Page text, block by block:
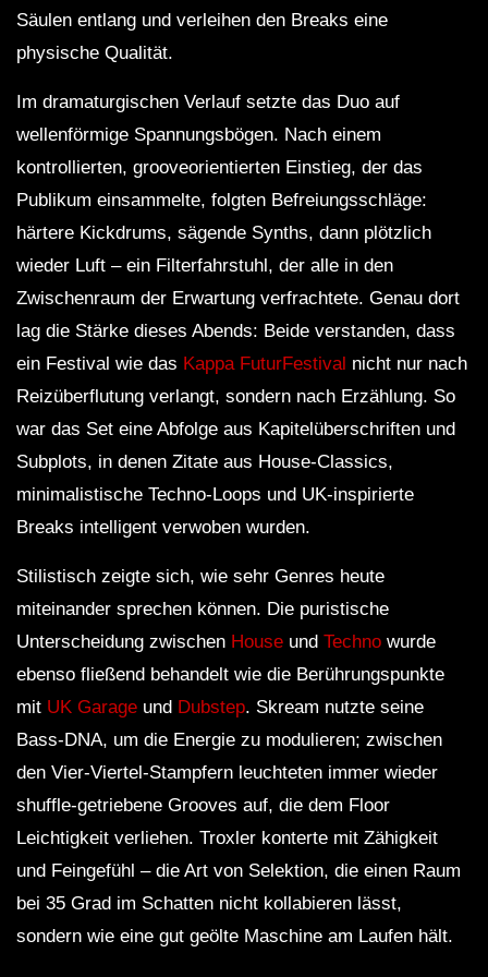
Säulen entlang und verleihen den Breaks eine
physische Qualität.
Im dramaturgischen Verlauf setzte das Duo auf
wellenförmige Spannungsbögen. Nach einem
kontrollierten, grooveorientierten Einstieg, der das
Publikum einsammelte, folgten Befreiungsschläge:
härtere Kickdrums, sägende Synths, dann plötzlich
wieder Luft – ein Filterfahrstuhl, der alle in den
Zwischenraum der Erwartung verfrachtete. Genau dort
lag die Stärke dieses Abends: Beide verstanden, dass
ein Festival wie das Kappa FuturFestival nicht nur nach
Reizüberflutung verlangt, sondern nach Erzählung. So
war das Set eine Abfolge aus Kapitelüberschriften und
Subplots, in denen Zitate aus House-Classics,
minimalistische Techno-Loops und UK-inspirierte
Breaks intelligent verwoben wurden.
Stilistisch zeigte sich, wie sehr Genres heute
miteinander sprechen können. Die puristische
Unterscheidung zwischen House und Techno wurde
ebenso fließend behandelt wie die Berührungspunkte
mit UK Garage und Dubstep. Skream nutzte seine
Bass-DNA, um die Energie zu modulieren; zwischen
den Vier-Viertel-Stampfern leuchteten immer wieder
shuffle-getriebene Grooves auf, die dem Floor
Leichtigkeit verliehen. Troxler konterte mit Zähigkeit
und Feingefühl – die Art von Selektion, die einen Raum
bei 35 Grad im Schatten nicht kollabieren lässt,
sondern wie eine gut geölte Maschine am Laufen hält.